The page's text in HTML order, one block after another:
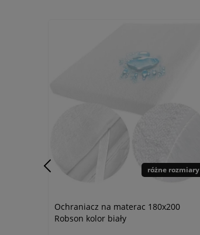
różne rozmiary
Ochraniacz na materac 180x200
Robson kolor biały